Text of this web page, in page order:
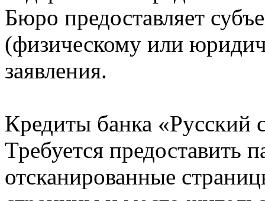
Бюро предоставляет
(физическому или
заявления.
Кредиты банка «Русский
Требуется предоставить
отсканированные